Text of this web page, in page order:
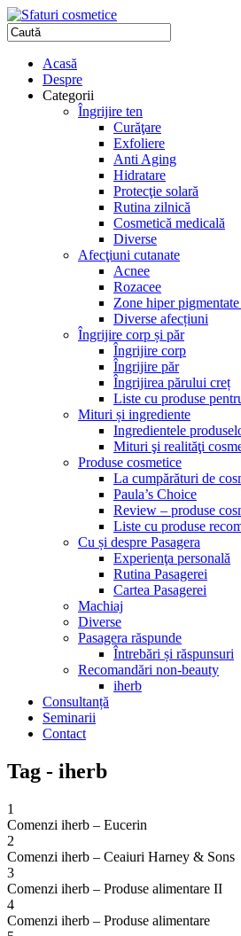
Acasă
Despre
Categorii
Îngrijire ten
Curăţare
Exfoliere
Anti Aging
Hidratare
Protecţie solară
Rutina zilnică
Cosmetică medicală
Diverse
Afecţiuni cutanate
Acnee
Rozacee
Zone hiper
Diverse afecțiuni
Îngrijire corp și păr
Îngrijire corp
Îngrijire păr
Îngrijirea părului creț
Liste cu produse
Mituri și ingrediente
Ingredientele
Mituri şi realităţi
Produse cosmetice
La cumpărături de
Paula’s Choice
Review – produse
Liste cu produse
Cu și despre Pasagera
Experienţa personală
Rutina Pasagerei
Cartea Pasagerei
Machiaj
Diverse
Pasagera răspunde
Întrebări și răspunsuri
Recomandări non-beauty
iherb
Consultanță
Seminarii
Contact
Tag - iherb
1
Comenzi iherb – Eucerin
2
Comenzi iherb – Ceaiuri Harney & Sons
3
Comenzi iherb – Produse alimentare II
4
Comenzi iherb – Produse alimentare